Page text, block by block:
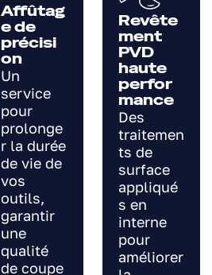
Affûtag
e de
précisi
on
Un
service
pour
prolonge
r la durée
de vie de
vos
outils,
garantir
une
qualité
de coupe
Revête
ment
PVD
haute
perfor
mance
Des
traitemen
ts de
surface
appliqué
s en
interne
pour
améliorer